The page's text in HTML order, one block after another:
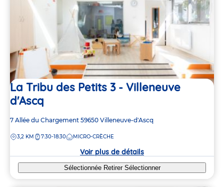
La Tribu des Petits 3 - Villeneuve
d'Ascq
Adresse
la
7 Allée du Chargement 59650 Villeneuve-d'Ascq
DISTANCE
3,2 KM 7:30-18:30 MICRO-CRÈCHE
Voir plus de détails
Sélectionnée Retirer Sélectionner